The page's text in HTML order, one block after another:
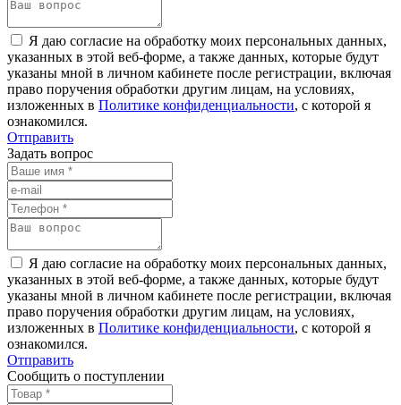
Я даю согласие на обработку моих персональных данных,
указанных в этой веб-форме, а также данных, которые будут
указаны мной в личном кабинете после регистрации, включая
право поручения обработки другим лицам, на условиях,
изложенных в Политике конфиденциальности, с которой я
ознакомился.
Отправить
Задать вопрос
Я даю согласие на обработку моих персональных данных,
указанных в этой веб-форме, а также данных, которые будут
указаны мной в личном кабинете после регистрации, включая
право поручения обработки другим лицам, на условиях,
изложенных в Политике конфиденциальности, с которой я
ознакомился.
Отправить
Сообщить о поступлении